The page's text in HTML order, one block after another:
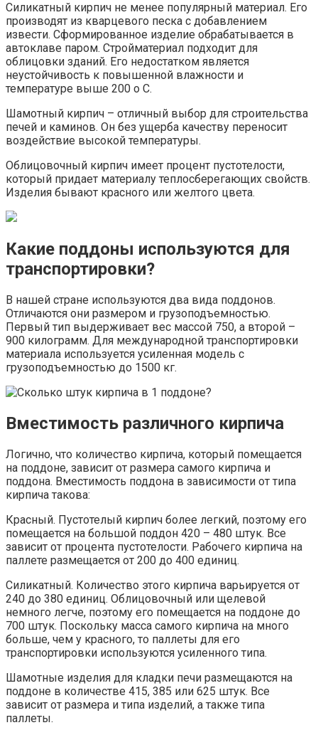
Силикатный кирпич не менее популярный материал. Его
производят из кварцевого песка с добавлением
извести. Сформированное изделие обрабатывается в
автоклаве паром. Стройматериал подходит для
облицовки зданий. Его недостатком является
неустойчивость к повышенной влажности и
температуре выше 200 о С.
Шамотный кирпич – отличный выбор для строительства
печей и каминов. Он без ущерба качеству переносит
воздействие высокой температуры.
Облицовочный кирпич имеет процент пустотелости,
который придает материалу теплосберегающих свойств.
Изделия бывают красного или желтого цвета.
Какие поддоны используются для
транспортировки?
В нашей стране используются два вида поддонов.
Отличаются они размером и грузоподъемностью.
Первый тип выдерживает вес массой 750, а второй –
900 килограмм. Для международной транспортировки
материала используется усиленная модель с
грузоподъемностью до 1500 кг.
Вместимость различного кирпича
Логично, что количество кирпича, который помещается
на поддоне, зависит от размера самого кирпича и
поддона. Вместимость поддона в зависимости от типа
кирпича такова:
Красный. Пустотелый кирпич более легкий, поэтому его
помещается на большой поддон 420 – 480 штук. Все
зависит от процента пустотелости. Рабочего кирпича на
паллете размещается от 200 до 400 единиц.
Силикатный. Количество этого кирпича варьируется от
240 до 380 единиц. Облицовочный или щелевой
немного легче, поэтому его помещается на поддоне до
700 штук. Поскольку масса самого кирпича на много
больше, чем у красного, то паллеты для его
транспортировки используются усиленного типа.
Шамотные изделия для кладки печи размещаются на
поддоне в количестве 415, 385 или 625 штук. Все
зависит от размера и типа изделий, а также типа
паллеты.